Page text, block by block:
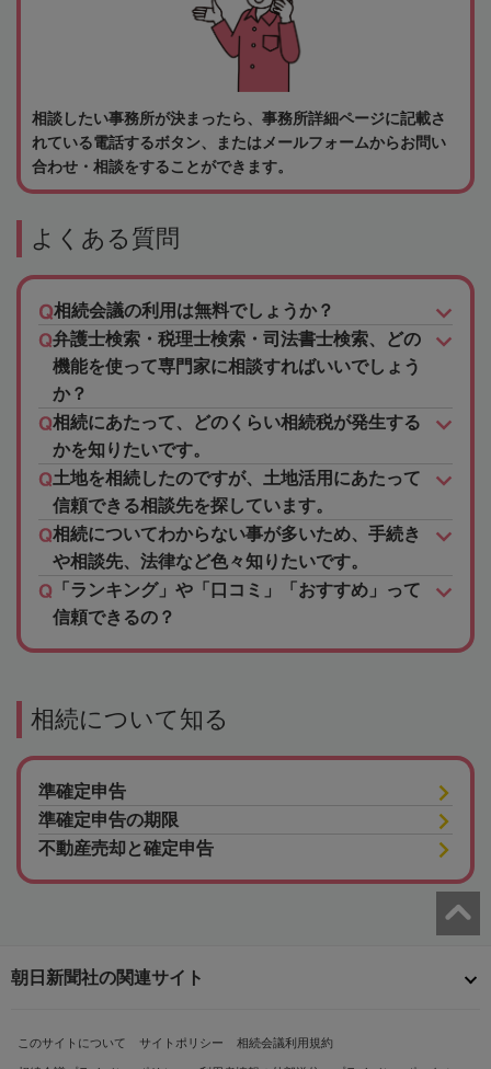
相談したい事務所が決まったら、事務所詳細ページに記載さ
れている電話するボタン、またはメールフォームからお問い
合わせ・相談をすることができます。
よくある質問
相続会議の利用は無料でしょうか？
弁護士検索・税理士検索・司法書士検索、どの
機能を使って専門家に相談すればいいでしょう
か？
相続にあたって、どのくらい相続税が発生する
かを知りたいです。
土地を相続したのですが、土地活用にあたって
信頼できる相談先を探しています。
相続についてわからない事が多いため、手続き
や相談先、法律など色々知りたいです。
「ランキング」や「口コミ」「おすすめ」って
信頼できるの？
相続について知る
準確定申告
準確定申告の期限
不動産売却と確定申告
朝日新聞社の関連サイト
このサイトについて サイトポリシー 相続会議利用規約